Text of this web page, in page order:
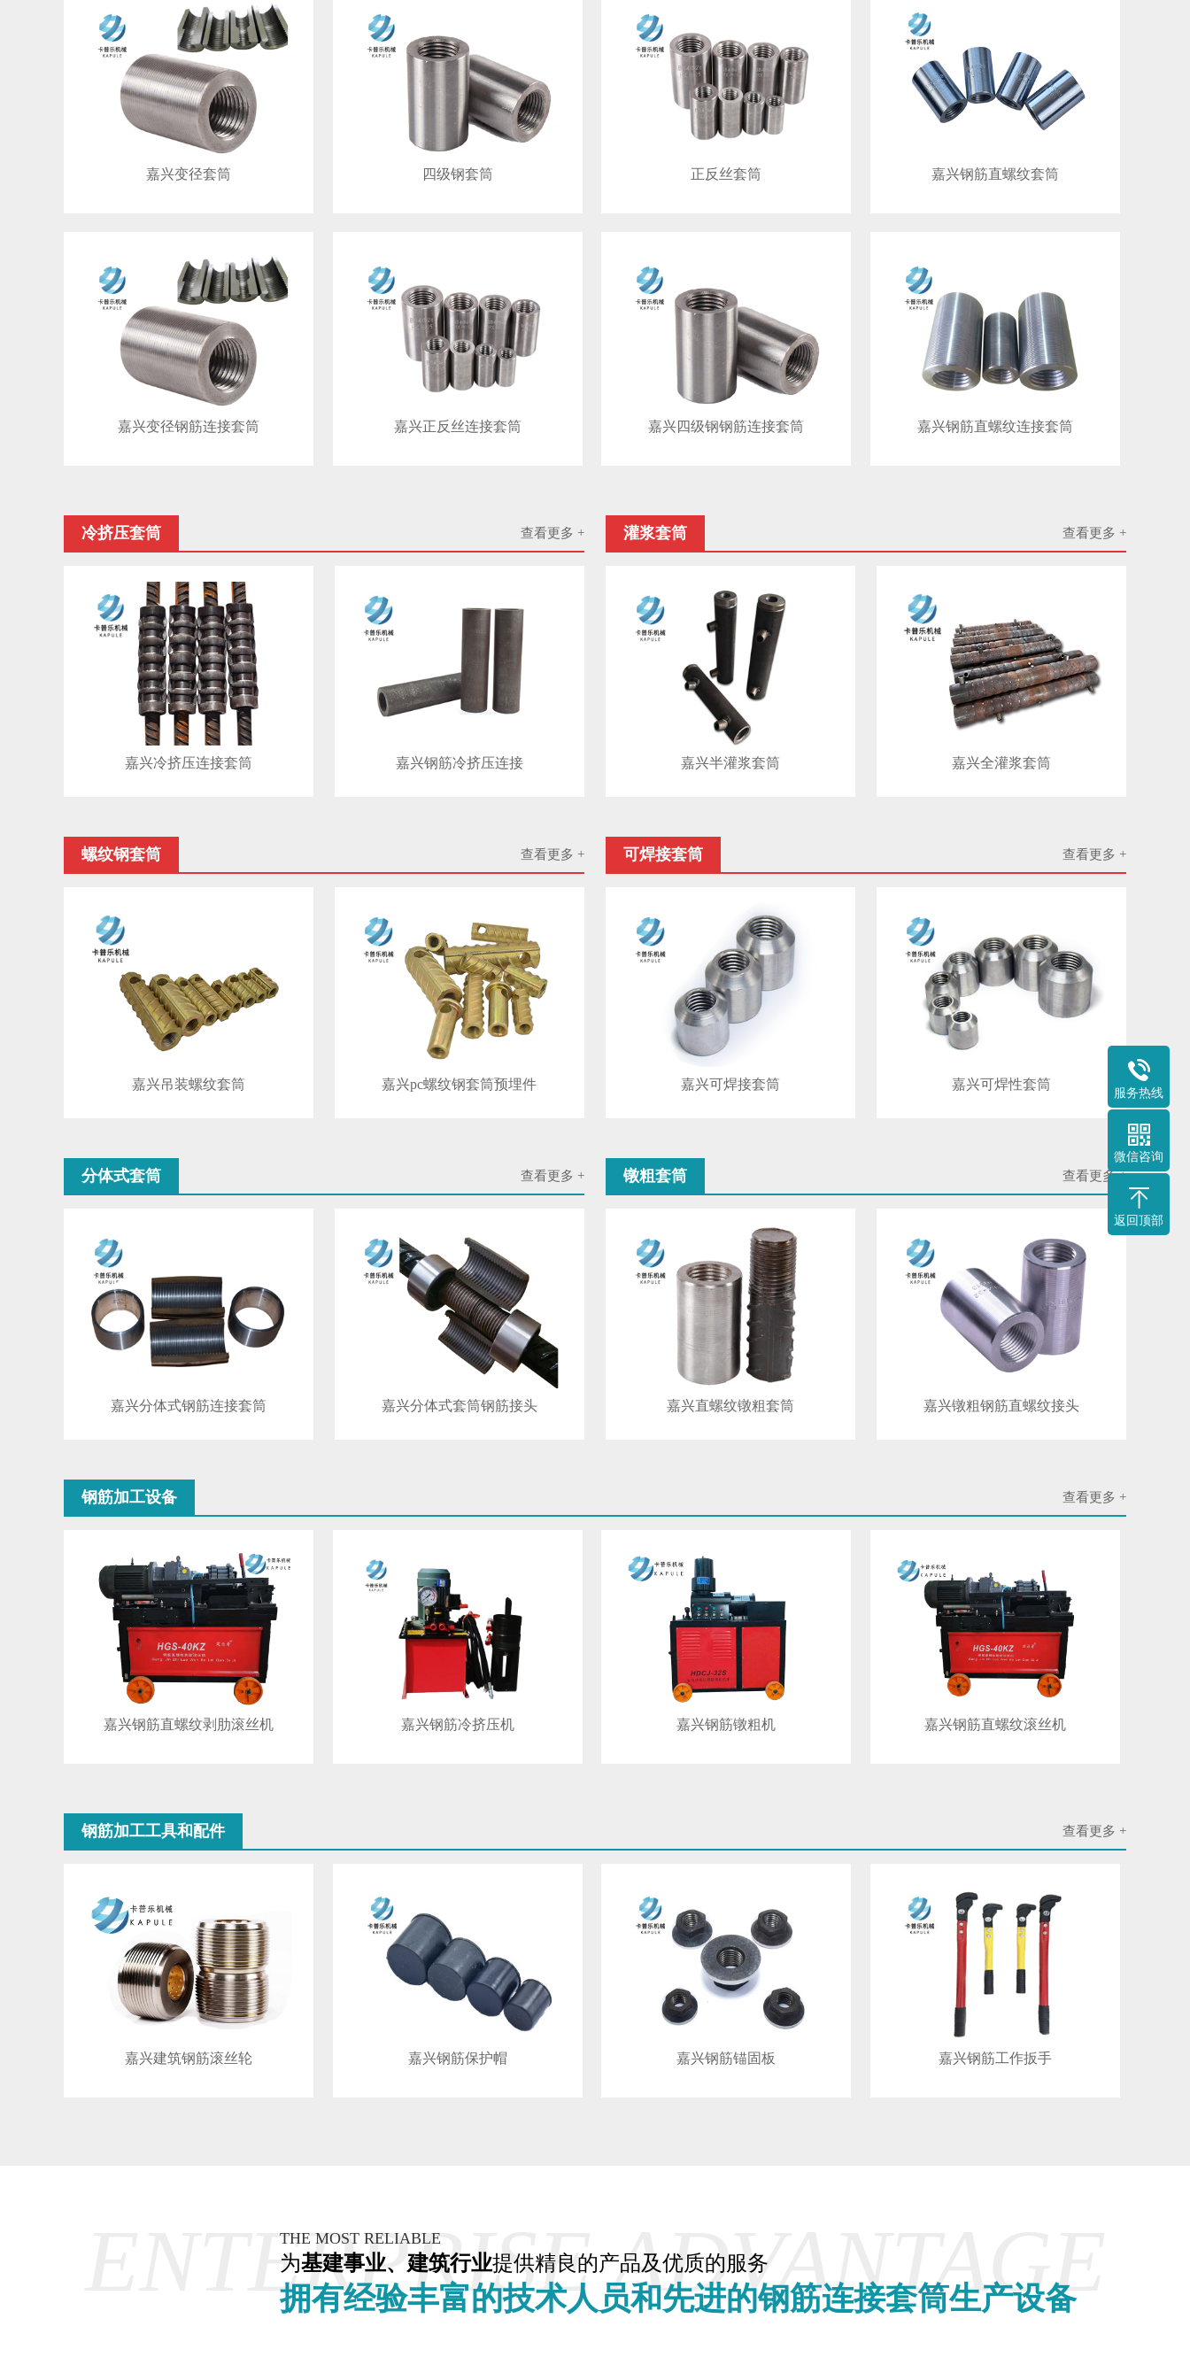
嘉兴变径套筒 四级钢套筒 正反丝套筒 嘉兴钢筋直螺纹套筒
嘉兴变径钢筋连接套筒 嘉兴正反丝连接套筒 嘉兴四级钢钢筋连接套筒 嘉兴钢筋直螺纹连接套筒
查看更多 +
冷挤压套筒
嘉兴冷挤压连接套筒 嘉兴钢筋冷挤压连接
查看更多 +
灌浆套筒
嘉兴半灌浆套筒 嘉兴​全灌浆套筒
查看更多 +
螺纹钢套筒
嘉兴吊装螺纹套筒 嘉兴pc螺纹钢套筒预埋件
查看更多 +
可焊接套筒
嘉兴可焊接套筒 嘉兴可焊性套筒
查看更多 +
分体式套筒
嘉兴分体式钢筋连接套筒 嘉兴分体式套筒钢筋接头
查看更多 +
镦粗套筒
嘉兴直螺纹镦粗套筒 嘉兴镦粗钢筋直螺纹接头
查看更多 +
钢筋加工设备
嘉兴钢筋直螺纹剥肋滚丝机 嘉兴钢筋冷挤压机 嘉兴钢筋镦粗机 嘉兴钢筋直螺纹滚丝机
查看更多 +
钢筋加工工具和配件
嘉兴建筑钢筋滚丝轮 嘉兴钢筋保护帽 嘉兴钢筋锚固板 嘉兴钢筋工作扳手
ENTERPRISE ADVANTAGE
THE MOST RELIABLE
为基建事业、建筑行业提供精良的产品及优质的服务
拥有经验丰富的技术人员和先进的钢筋连接套筒生产设备
服务热线
微信咨询
返回顶部